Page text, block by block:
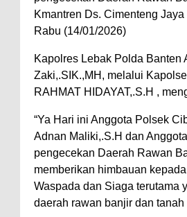
Kmantren Ds. Cimenteng
Rabu (14/01/2026)
Kapolres Lebak Polda Banten
Zaki,.SIK.,MH, melalui
RAHMAT HIDAYAT,.S.H ,
“Ya Hari ini Anggota Polsek
Adnan Maliki,.S.H dan
pengecekan Daerah Rawan
memberikan himbauan
Waspada dan Siaga terutama
daerah rawan banjir dan tanah